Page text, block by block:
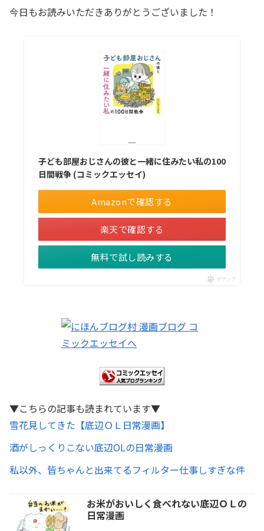
今日もお読みいただきありがとうございました！
子ども部屋おじさんの彼と一緒に住みたい私の100
日間戦争 (コミックエッセイ)
Amazonで確認する
楽天で確認する
無料で試し読みする
ポチップ
▼こちらの記事も読まれています▼
雪花見してきた【底辺ＯＬ日常漫画】
酒がしっくりこない底辺OLの日常漫画
私以外、皆ちゃんと出来てるフィルター仕事しすぎな件
お米がおいしく食べれない底辺ＯＬの
日常漫画